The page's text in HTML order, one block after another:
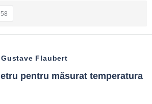
Gustave Flaubert
pentru măsurat temperatura